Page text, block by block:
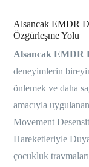
Alsancak EMDR
Özgürleşme Yolu
Alsancak EMDR
deneyimlerin
önlemek ve daha
amacıyla
Movement
Hareketleriyle
çocukluk